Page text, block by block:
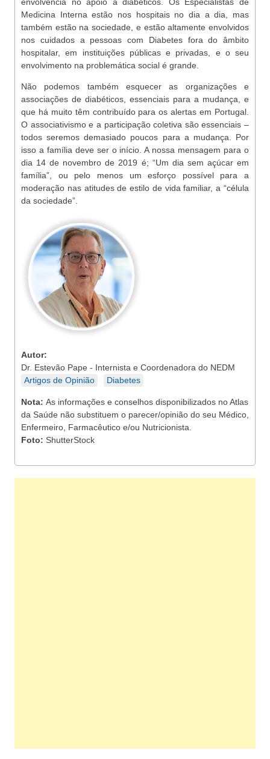
Medicina Interna estão nos hospitais no dia a dia, mas
também estão na sociedade, e estão altamente envolvidos
nos cuidados a pessoas com Diabetes fora do âmbito
hospitalar, em instituições públicas e privadas, e o seu
envolvimento na problemática social é grande.
Não podemos também esquecer as organizações e
associações de diabéticos, essenciais para a mudança, e
que há muito têm contribuído para os alertas em Portugal.
O associativismo e a participação coletiva são essenciais –
todos seremos demasiado poucos para a mudança. Por
isso a família deve ser o início. A nossa mensagem para o
dia 14 de novembro de 2019 é; “Um dia sem açúcar em
família”, ou pelo menos um esforço possível para a
moderação nas atitudes de estilo de vida familiar, a “célula
da sociedade”.
Autor:
Dr. Estevão Pape - Internista e Coordenadora do NEDM
Artigos de Opinião
Diabetes
Nota: As informações e conselhos disponibilizados no Atlas
da Saúde não substituem o parecer/opinião do seu Médico,
Enfermeiro, Farmacêutico e/ou Nutricionista.
Foto: ShutterStock